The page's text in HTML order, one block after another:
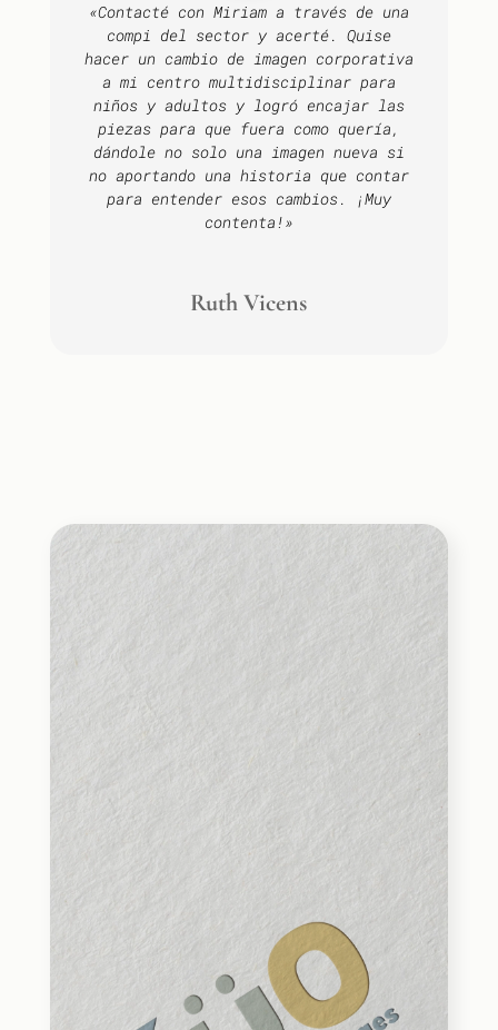
«Contacté con Miriam a través de una
compi del sector y acerté. Quise
hacer un cambio de imagen corporativa
a mi centro multidisciplinar para
niños y adultos y logró encajar las
piezas para que fuera como quería,
dándole no solo una imagen nueva si
no aportando una historia que contar
para entender esos cambios. ¡Muy
contenta!»
Ruth Vicens